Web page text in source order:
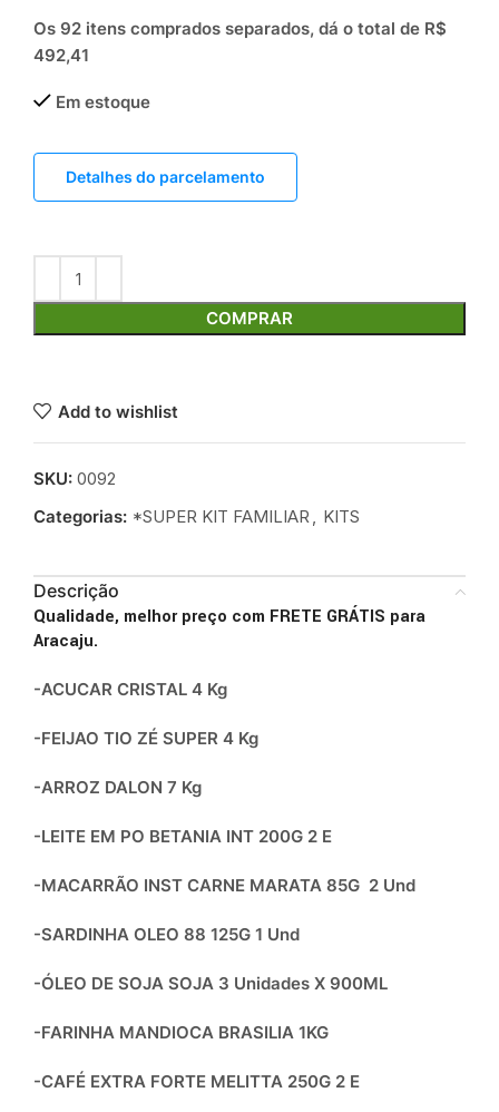
Os 92 itens comprados separados, dá o total de R$
492,41
Em estoque
Detalhes do parcelamento
COMPRAR
Add to wishlist
SKU: 0092
Categorias: *SUPER KIT FAMILIAR, KITS
Descrição
Qualidade, melhor preço com FRETE GRÁTIS para
Aracaju.
-ACUCAR CRISTAL 4 Kg
-FEIJAO TIO ZÉ SUPER 4 Kg
-ARROZ DALON 7 Kg
-LEITE EM PO BETANIA INT 200G 2 E
-MACARRÃO INST CARNE MARATA 85G 2 Und
-SARDINHA OLEO 88 125G 1 Und
-ÓLEO DE SOJA SOJA 3 Unidades X 900ML
-FARINHA MANDIOCA BRASILIA 1KG
-CAFÉ EXTRA FORTE MELITTA 250G 2 E